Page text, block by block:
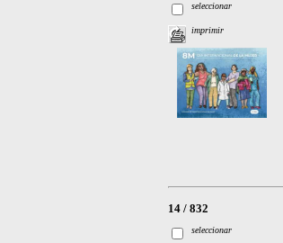
seleccionar
imprimir
14 / 832
seleccionar